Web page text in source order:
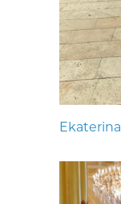
Ekaterina